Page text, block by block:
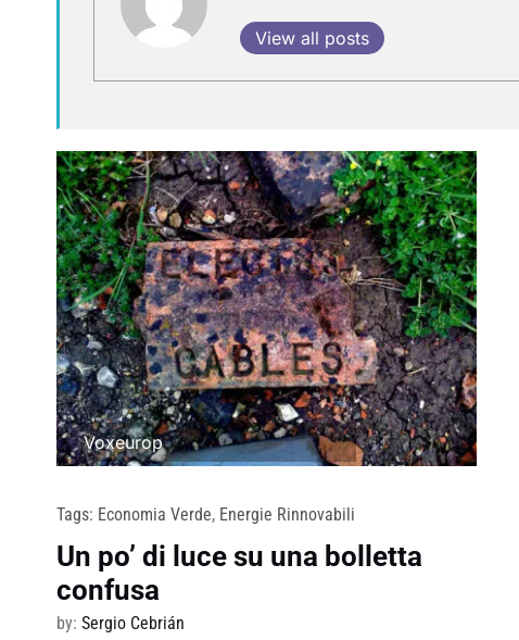
View all posts
Voxeurop
Tags: Economia Verde, Energie Rinnovabili
Un po’ di luce su una bolletta
confusa
by: Sergio Cebrián